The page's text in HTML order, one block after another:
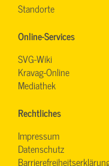
Standorte
Online-Services
SVG-Wiki
Kravag-Online
Mediathek
Rechtliches
Impressum
Datenschutz